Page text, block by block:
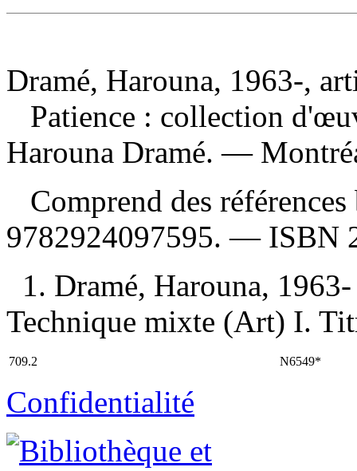
Dramé, Harouna, 1963-,
Patience : collection
Harouna Dramé. —
Comprend des
9782924097595. — ISBN
1. Dramé, Harouna,
Technique mixte (Art) I.
709.2 N6549*
Confidentialité